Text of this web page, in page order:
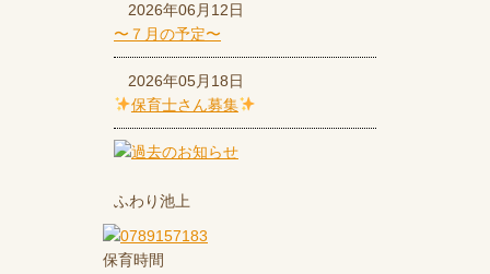
2026年06月12日
〜７月の予定〜
2026年05月18日
保育士さん募集
ふわり池上
保育時間